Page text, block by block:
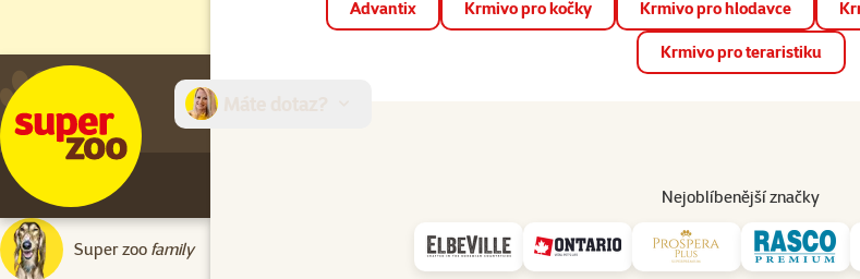
📱 Stáhněte si novou aplikaci Super zoo.
Advantix Krmivo pro kočky Krmivo pro hlodavce
Krmivo pro teraristiku
Nejoblíbenější značky
Prodejny Služby
Super zoo family
Sleva za registraci 10 % na první
Nižší ceny pro členy